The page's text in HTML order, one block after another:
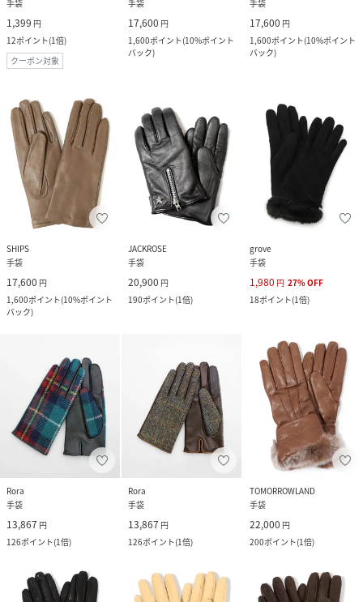
手袋
1,399 円
12ポイント(1倍)
クーポン対象
手袋
17,600 円
1,600ポイント(10%ポイント
バック)
手袋
17,600 円
1,600ポイント(10%ポイント
バック)
SHIPS
手袋
17,600 円
1,600ポイント(10%ポイント
バック)
JACKROSE
手袋
20,900 円
190ポイント(1倍)
grove
手袋
1,980 円 27%OFF
18ポイント(1倍)
Rora
手袋
13,867 円
126ポイント(1倍)
Rora
手袋
13,867 円
126ポイント(1倍)
TOMORROWLAND
手袋
22,000 円
200ポイント(1倍)